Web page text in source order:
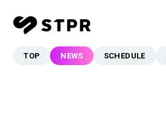
TOP NEWS SCHEDULE
TOP